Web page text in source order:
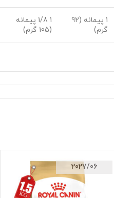
1 پیمانه (92
گرم)
1 1/8 پیمانه
(105 گرم)
2027/06